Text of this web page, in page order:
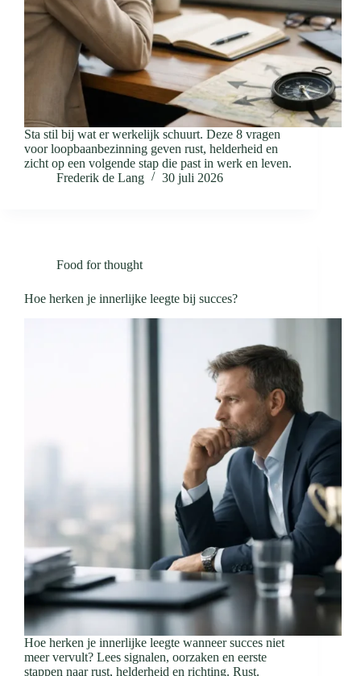
Sta stil bij wat er werkelijk schuurt. Deze 8 vragen
voor loopbaanbezinning geven rust, helderheid en
zicht op een volgende stap die past in werk en leven.
Frederik de Lang
30 juli 2026
Food for thought
Hoe herken je innerlijke leegte bij succes?
Hoe herken je innerlijke leegte wanneer succes niet
meer vervult? Lees signalen, oorzaken en eerste
stappen naar rust, helderheid en richting. Rust.